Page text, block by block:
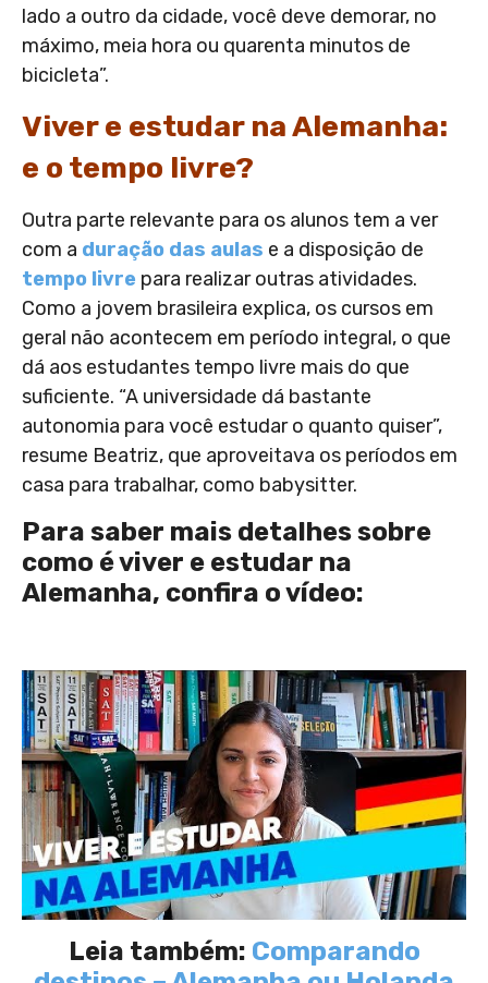
lado a outro da cidade, você deve demorar, no
máximo, meia hora ou quarenta minutos de
bicicleta”.
Viver e estudar na Alemanha:
e o tempo livre?
Outra parte relevante para os alunos tem a ver
com a duração das aulas e a disposição de
tempo livre para realizar outras atividades.
Como a jovem brasileira explica, os cursos em
geral não acontecem em período integral, o que
dá aos estudantes tempo livre mais do que
suficiente. “A universidade dá bastante
autonomia para você estudar o quanto quiser”,
resume Beatriz, que aproveitava os períodos em
casa para trabalhar, como babysitter.
Para saber mais detalhes sobre
como é viver e estudar na
Alemanha, confira o vídeo:
Leia também: Comparando